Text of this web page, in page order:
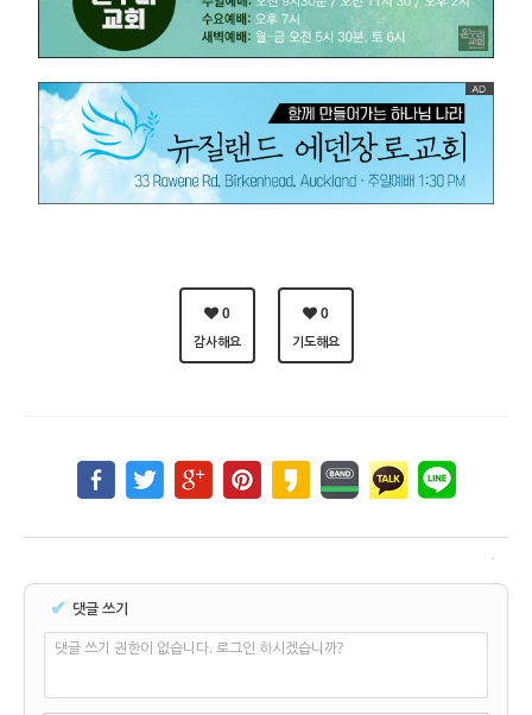
0
감사해요
0
기도해요
✔ 댓글 쓰기
댓글 쓰기 권한이 없습니다. 로그인 하시겠습니까?